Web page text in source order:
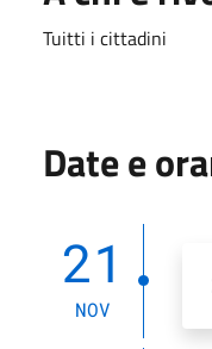
Tuitti i cittadini
Date e
21
NOV